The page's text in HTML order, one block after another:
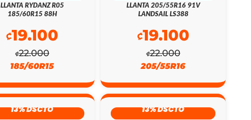
LLANTA RYDANZ R05
185/60R15 88H
₡22.000
₡19.100
185/60R15
LLANTA 205/55R16 91V
LANDSAIL LS388
₡22.000
₡19.100
205/55R16
13% DSCTO 13% DSCTO